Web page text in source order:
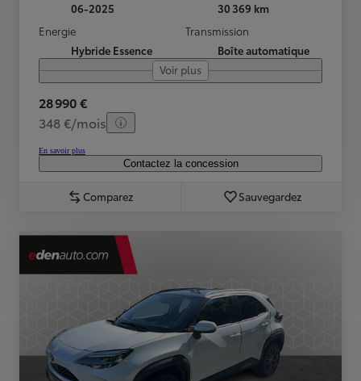
06-2025
30 369 km
Energie
Hybride Essence
Transmission
Boîte automatique
Voir plus
28 990 €
348 €/mois
En savoir plus
Contactez la concession
Comparez Sauvegardez